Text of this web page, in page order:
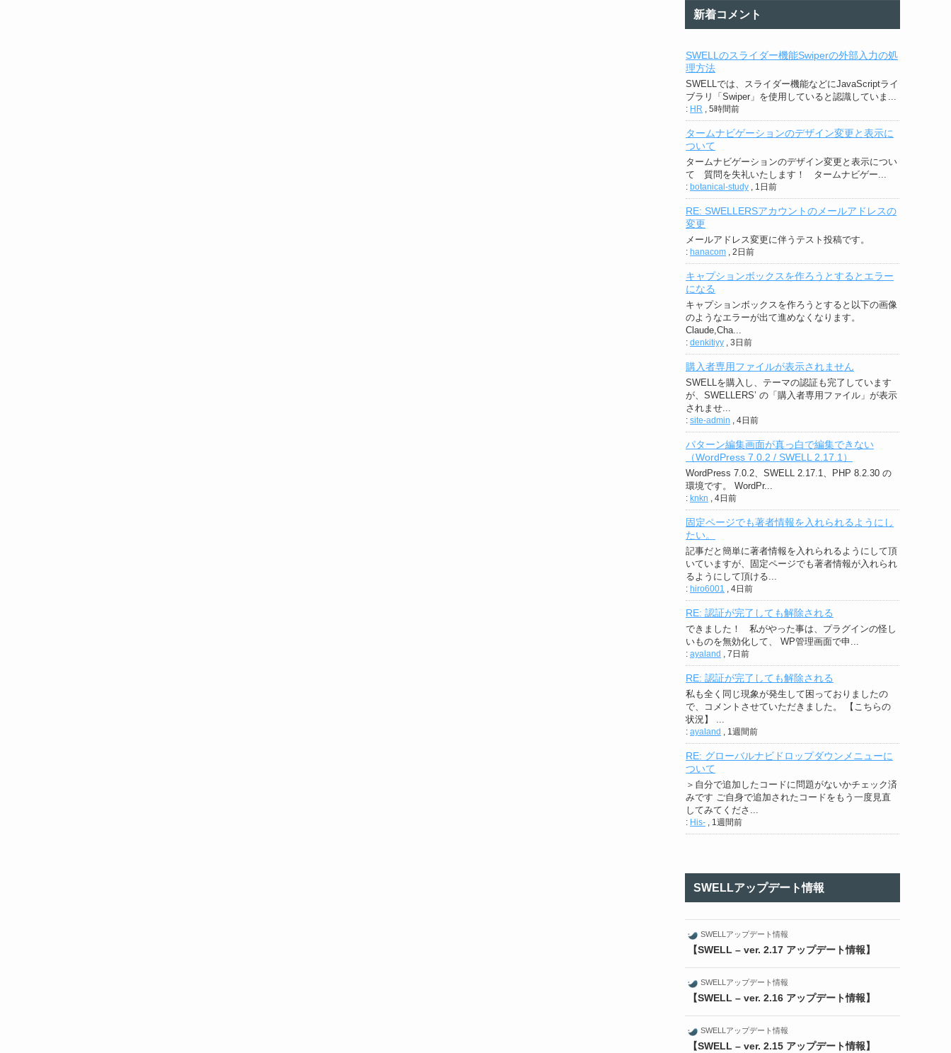
新着コメント
SWELLのスライダー機能Swiperの外部入力の処
理方法
SWELLでは、スライダー機能などにJavaScriptライ
ブラリ「Swiper」を使用していると認識していま...
: HR 5時間前
タームナビゲーションのデザイン変更と表示に
ついて
タームナビゲーションのデザイン変更と表示につい
て 質問を失礼いたします！ タームナビゲー...
: botanical-study 1日前
RE: SWELLERSアカウントのメールアドレスの
変更
メールアドレス変更に伴うテスト投稿です。
: hanacom 2日前
キャプションボックスを作ろうとするとエラー
になる
キャプションボックスを作ろうとすると以下の画像
のようなエラーが出て進めなくなります。
Claude,Cha...
: denkitiyy 3日前
購入者専用ファイルが表示されません
SWELLを購入し、テーマの認証も完了しています
が、SWELLERS’ の「購入者専用ファイル」が表示
されませ...
: site-admin 4日前
パターン編集画面が真っ白で編集できない
（WordPress 7.0.2 / SWELL 2.17.1）
WordPress 7.0.2、SWELL 2.17.1、PHP 8.2.30 の
環境です。 WordPr...
: knkn 4日前
固定ページでも著者情報を入れられるようにし
たい。
記事だと簡単に著者情報を入れられるようにして頂
いていますが、固定ページでも著者情報が入れられ
るようにして頂ける...
: hiro6001 4日前
RE: 認証が完了しても解除される
できました！ 私がやった事は、プラグインの怪し
いものを無効化して、 WP管理画面で申...
: ayaland 7日前
RE: 認証が完了しても解除される
私も全く同じ現象が発生して困っておりましたの
で、コメントさせていただきました。 【こちらの
状況】 ...
: ayaland 1週間前
RE: グローバルナビドロップダウンメニューに
ついて
＞自分で追加したコードに問題がないかチェック済
みです ご自身で追加されたコードをもう一度見直
してみてくださ...
: His- 1週間前
SWELLアップデート情報
SWELLアップデート情報
【SWELL – ver. 2.17 アップデート情報】
SWELLアップデート情報
【SWELL – ver. 2.16 アップデート情報】
SWELLアップデート情報
【SWELL – ver. 2.15 アップデート情報】